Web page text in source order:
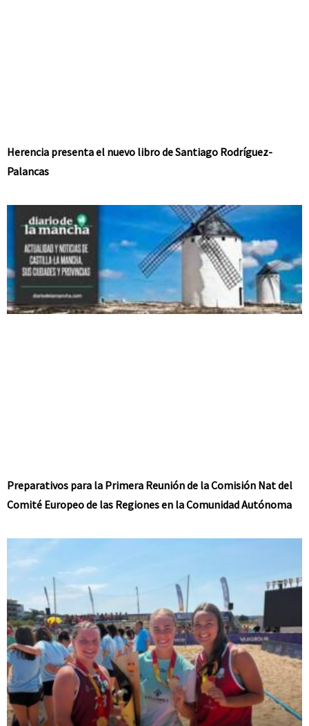
Herencia presenta el nuevo libro de Santiago Rodríguez-
Palancas
Preparativos para la Primera Reunión de la Comisión Nat del
Comité Europeo de las Regiones en la Comunidad Autónoma